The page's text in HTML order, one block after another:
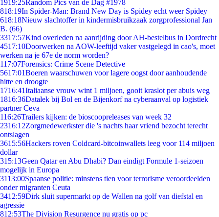
1919:25Random Pics van de Dag #1978
818:19In Spider-Man: Brand New Day is Spidey echt weer Spidey
618:18Nieuw slachtoffer in kindermisbruikzaak zorgprofessional Jan
B. (66)
3317:57Kind overleden na aanrijding door AH-bestelbus in Dordrecht
4517:10Doorwerken na AOW-leeftijd vaker vastgelegd in cao's, moet
werken na je 67e de norm worden?
117:07Forensics: Crime Scene Detective
5617:01Boeren waarschuwen voor lagere oogst door aanhoudende
hitte en droogte
1716:41Italiaanse vrouw wint 1 miljoen, gooit kraslot per abuis weg
1816:36Datalek bij Bol en de Bijenkorf na cyberaanval op logistiek
partner Ceva
116:26Trailers kijken: de bioscoopreleases van week 32
2316:12Zorgmedewerkster die 's nachts haar vriend bezocht terecht
ontslagen
3615:56Hackers roven Coldcard-bitcoinwallets leeg voor 114 miljoen
dollar
315:13Geen Qatar en Abu Dhabi? Dan eindigt Formule 1-seizoen
mogelijk in Europa
3113:00Spaanse politie: minstens tien voor terrorisme veroordeelden
onder migranten Ceuta
3412:59Dirk sluit supermarkt op de Wallen na golf van diefstal en
agressie
812:53The Division Resurgence nu gratis op pc